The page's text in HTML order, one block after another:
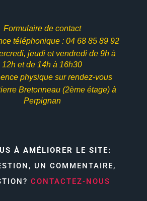
Formulaire de contact
téléphonique : 04 68 85 89 92
jeudi et vendredi de 9h à
12h etde 14h à 16h30
physique sur rendez-vous
Bretonneau (2ème étage) à
Perpignan
À AMÉLIORER LE SITE:
UN COMMENTAIRE,
CONTACTEZ-NOUS